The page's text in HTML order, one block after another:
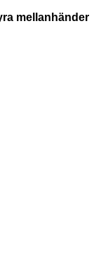
mellanhänder